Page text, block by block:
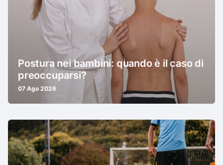
Postura nei bambini: quando è il caso di
preoccuparsi?
07 Ago 2026